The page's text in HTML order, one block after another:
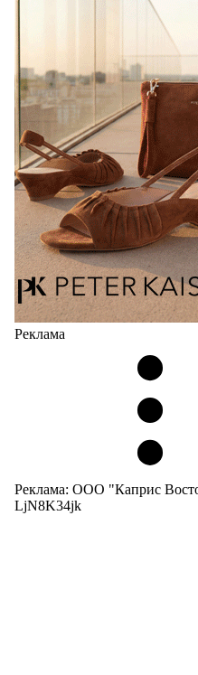
Популярный силуэт
соответствует
сникерины (гибридный
кроссовок обтекаемой
Но в модели Miu Miu
05.08.2026 2126
Реклама
Реклама: ООО "Каприс
LjN8K34jk